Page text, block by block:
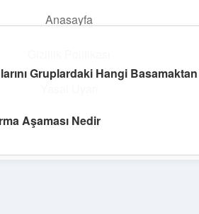
Anasayfa
Hakkımızda
ve İlham
keyifli bir macera!
Gruplardaki Hangi Basamaktan
Aşaması Nedir